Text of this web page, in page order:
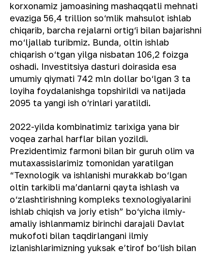
korxonamiz jamoasining mashaqqatli mehnati
evaziga 56,4 trillion so‘mlik mahsulot ishlab
chiqarib, barcha rejalarni ortig‘i bilan bajarishni
mo‘ljallab turibmiz. Bunda, oltin ishlab
chiqarish o‘tgan yilga nisbatan 106,2 foizga
oshadi. Investitsiya dasturi doirasida esa
umumiy qiymati 742 mln dollar bo‘lgan 3 ta
loyiha foydalanishga topshirildi va natijada
2095 ta yangi ish o‘rinlari yaratildi.
2022-yilda kombinatimiz tarixiga yana bir
voqea zarhal harflar bilan yozildi.
Prezidentimiz farmoni bilan bir guruh olim va
mutaxassislarimiz tomonidan yaratilgan
“Texnologik va ishlanishi murakkab bo‘lgan
oltin tarkibli maʼdanlarni qayta ishlash va
o‘zlashtirishning kompleks texnologiyalarini
ishlab chiqish va joriy etish” bo‘yicha ilmiy-
amaliy ishlanmamiz birinchi darajali Davlat
mukofoti bilan taqdirlangani ilmiy
izlanishlarimizning yuksak eʼtirof bo‘lish bilan